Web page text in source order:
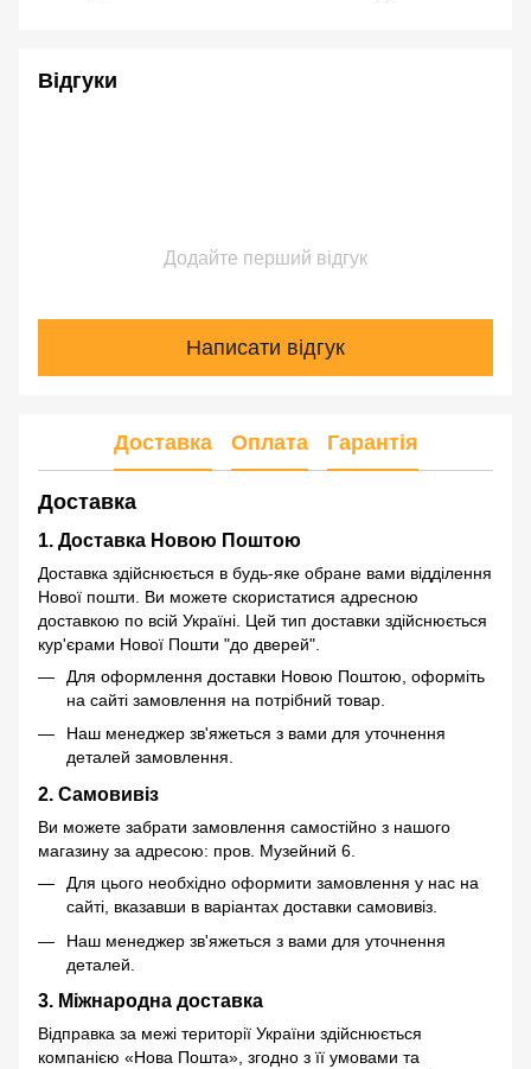
Відгуки
Додайте перший відгук
Написати відгук
Доставка Оплата Гарантія
Доставка
1. Доставка Новою Поштою
Доставка здійснюється в будь-яке обране вами відділення
Нової пошти. Ви можете скористатися адресною
доставкою по всій Україні. Цей тип доставки здійснюється
кур'єрами Нової Пошти "до дверей".
Для оформлення доставки Новою Поштою, оформіть
на сайті замовлення на потрібний товар.
Наш менеджер зв'яжеться з вами для уточнення
деталей замовлення.
2. Самовивіз
Ви можете забрати замовлення самостійно з нашого
магазину за адресою: пров. Музейний 6.
Для цього необхідно оформити замовлення у нас на
сайті, вказавши в варіантах доставки самовивіз.
Наш менеджер зв'яжеться з вами для уточнення
деталей.
3. Міжнародна доставка
Відправка за межі території України здійснюється
компанією «Нова Пошта», згодно з її умовами та